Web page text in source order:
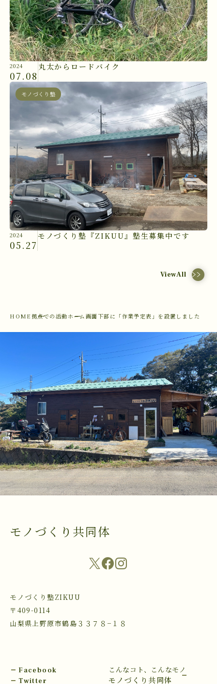
2024
07.08
丸太からロードバイク
モノづくり塾
2024
05.27
モノづくり塾『ZIKUU』塾生募集中です
ViewAll
HOME拠点での活動ホーム画面下部に「作業予定表」を設置しました
モノづくり共同体
モノづくり塾ZIKUU
〒409-0114
山梨県上野原市鶴島３３７８−１８
Facebook
Twitter
こんなコト、こんなモノ
モノづくり共同体